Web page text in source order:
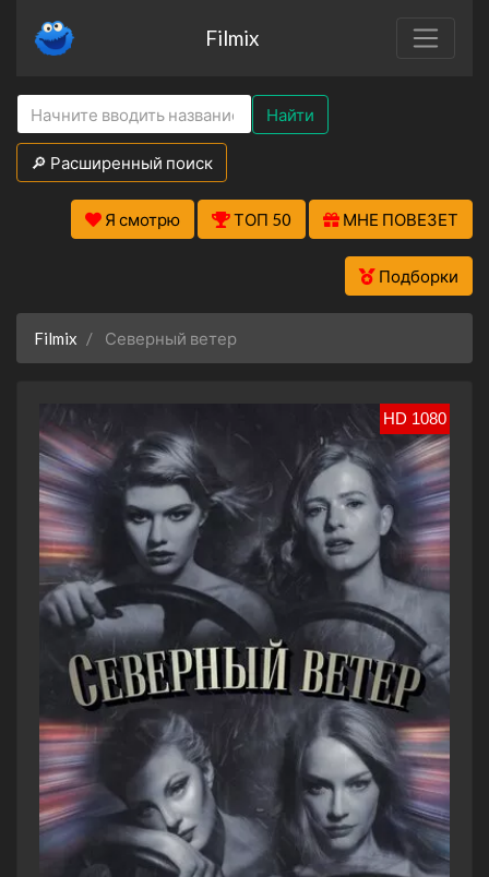
Filmix
Найти
🔎 Расширенный поиск
Я смотрю ТОП 50 МНЕ ПОВЕЗЕТ
Подборки
Filmix Северный ветер
HD 1080